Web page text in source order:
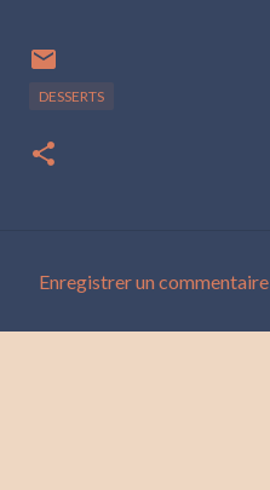
DESSERTS
Enregistrer un commentaire